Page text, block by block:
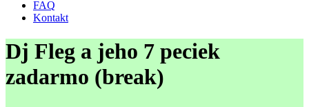
FAQ
Kontakt
Dj Fleg a jeho 7 peciek
zadarmo (break)